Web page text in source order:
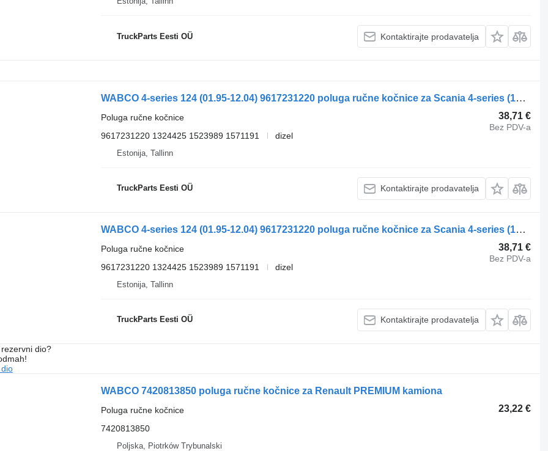
TruckParts Eesti OÜ Kontaktirajte prodavatelja
WABCO 4-series 124 (01.95-12.04) 9617231220 poluga ručne kočnice za Scania 4-series (1995-2006) tegljača
38,71 €
Bez PDV-a
Poluga ručne kočnice
9617231220 1324425 1523989 1571191
dizel
Estonija, Tallinn
TruckParts Eesti OÜ Kontaktirajte prodavatelja
WABCO 4-series 124 (01.95-12.04) 9617231220 poluga ručne kočnice za Scania 4-series (1995-2006) tegljača
38,71 €
Bez PDV-a
Poluga ručne kočnice
9617231220 1324425 1523989 1571191
dizel
Estonija, Tallinn
TruckParts Eesti OÜ Kontaktirajte prodavatelja
dio?
WABCO 7420813850 poluga ručne kočnice za Renault PREMIUM kamiona
23,22 €
Poluga ručne kočnice
7420813850
Poljska, Piotrków Trybunalski